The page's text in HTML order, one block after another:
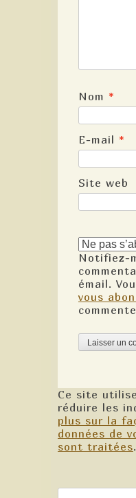
Nom *
E-mail *
Site web
Notifiez-
émail.
vous
Ce site
réduire les
plus sur la
données de
sont traitées.